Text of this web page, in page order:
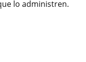
lo administren.